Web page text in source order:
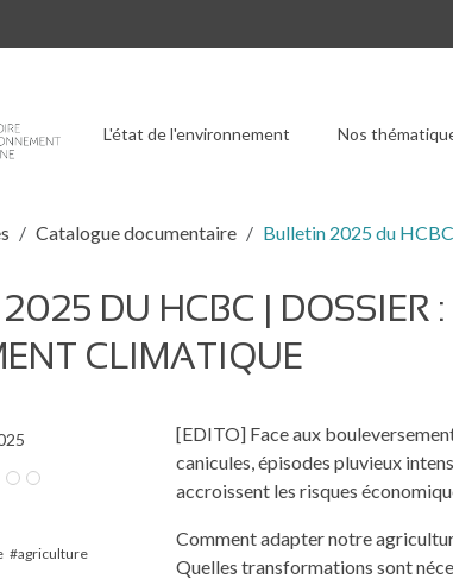
L'état de l'environnement Nos
Catalogue documentaire Bulletin 2025 du
DU HCBC | DOSSIER
CLIMATIQUE
agriculture
[EDITO] Face aux
canicules, épisodes pluvieux
accroissent les risques
Comment adapter notre
Quelles transformations sont